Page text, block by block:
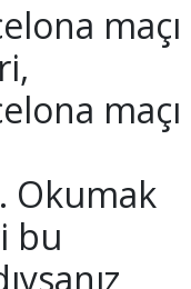
maçı
maçı
Okumak
bu